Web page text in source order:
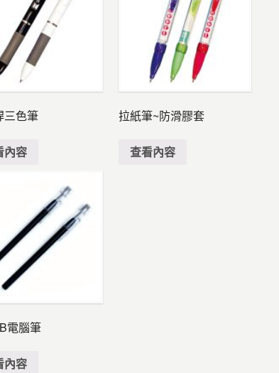
三色筆
內容
拉紙筆~防滑膠套
查看內容
電腦筆
內容